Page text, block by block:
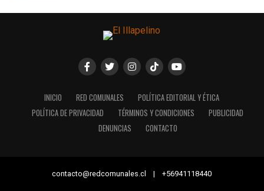
INICIO RED COMUNALES
POLÍTICA EDITORIAL Y ÉTICA
POLÍTICA DE PRIVACIDAD
TÉRMINOS Y CONDICIONES
PUBLICIDAD
DENUNCIAS
CONTACTO
contacto@redcomunales.cl | +56941118440